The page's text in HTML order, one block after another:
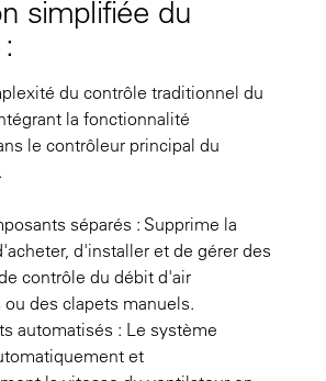
simplifiée du
du contrôle traditionnel du
la fonctionnalité
le contrôleur principal du
séparés : Supprime la
d'installer et de gérer des
contrôle du débit d'air
des clapets manuels.
automatisés : Le système
et